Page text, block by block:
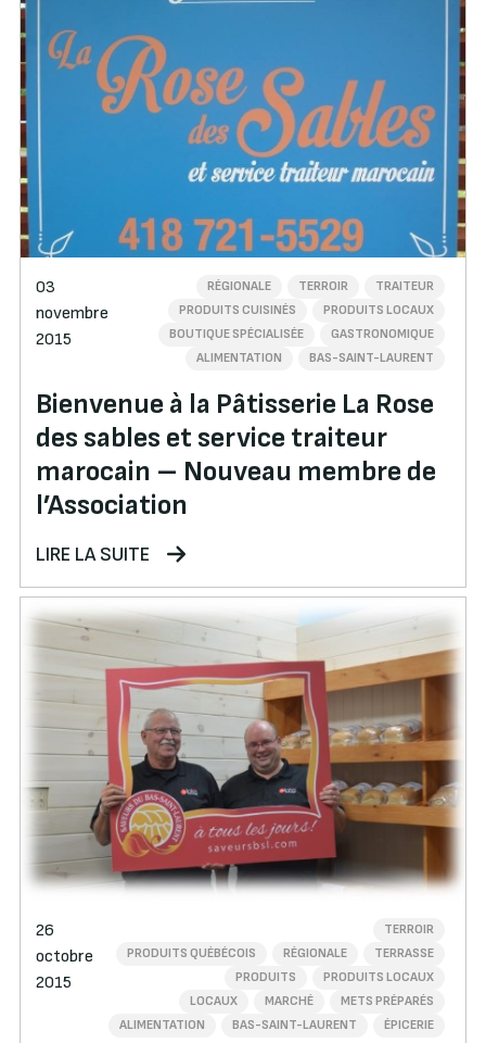
03
novembre
2015
ALIMENTATION BAS-SAINT-LAURENT
BOUTIQUE SPÉCIALISÉE GASTRONOMIQUE
PRODUITS CUISINÉS PRODUITS LOCAUX
RÉGIONALE TERROIR TRAITEUR
Bienvenue à la Pâtisserie La Rose
des sables et service traiteur
marocain – Nouveau membre de
l’Association
LIRE LA SUITE
26
octobre
2015
ALIMENTATION BAS-SAINT-LAURENT ÉPICERIE
LOCAUX MARCHÉ METS PRÉPARÉS
PRODUITS PRODUITS LOCAUX
PRODUITS QUÉBÉCOIS RÉGIONALE TERRASSE
TERROIR